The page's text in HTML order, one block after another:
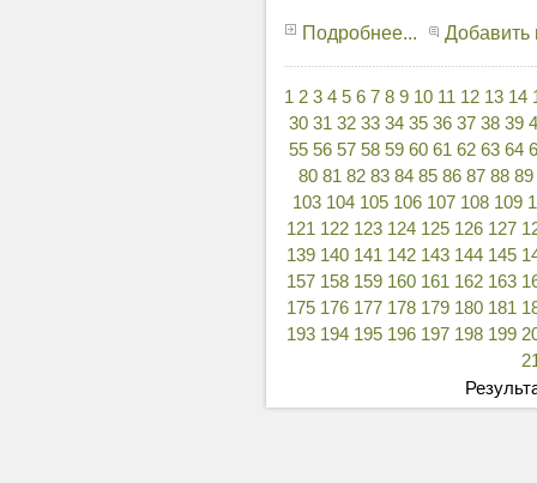
Подробнее... Добавить
1 2 3 4 5 6 7 8 9 10 11 12 13 14
30 31 32 33 34 35 36 37 38 39
55 56 57 58 59 60 61 62 63 64
80 81 82 83 84 85 86 87 88 89
103 104 105 106 107 108 109
121 122 123 124 125 126 127
139 140 141 142 143 144 145
157 158 159 160 161 162 163
175 176 177 178 179 180 181
193 194 195 196 197 198 199